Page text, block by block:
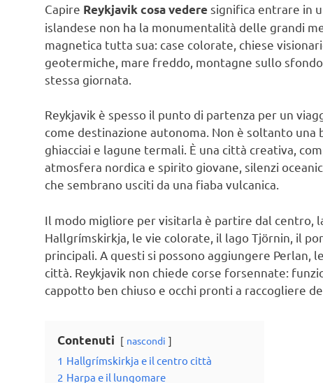
Capire Reykjavik cosa vedere significa entrare in
islandese non ha la monumentalità delle grandi
magnetica tutta sua: case colorate, chiese
geotermiche, mare freddo, montagne sullo
stessa giornata.
Reykjavik è spesso il punto di partenza per un
come destinazione autonoma. Non è soltanto una
ghiacciai e lagune termali. È una città creativa,
atmosfera nordica e spirito giovane, silenzi
che sembrano usciti da una fiaba vulcanica.
Il modo migliore per visitarla è partire dal centro,
Hallgrímskirkja, le vie colorate, il lago Tjörnin, il
principali. A questi si possono aggiungere Perlan,
città. Reykjavik non chiede corse forsennate:
cappotto ben chiuso e occhi pronti a raccogliere
Contenuti nascondi
1 Hallgrímskirkja e il centro città
2 Harpa e il lungomare